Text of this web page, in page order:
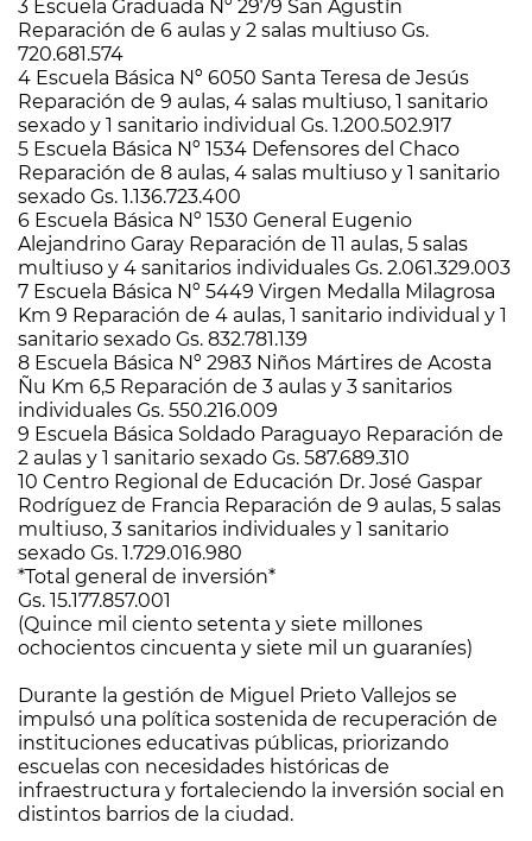
3 Escuela Graduada Nº 2979 San Agustín
Reparación de 6 aulas y 2 salas multiuso Gs.
720.681.574
4 Escuela Básica Nº 6050 Santa Teresa de Jesús
Reparación de 9 aulas, 4 salas multiuso, 1 sanitario
sexado y 1 sanitario individual Gs. 1.200.502.917
5 Escuela Básica Nº 1534 Defensores del Chaco
Reparación de 8 aulas, 4 salas multiuso y 1 sanitario
sexado Gs. 1.136.723.400
6 Escuela Básica Nº 1530 General Eugenio
Alejandrino Garay Reparación de 11 aulas, 5 salas
multiuso y 4 sanitarios individuales Gs. 2.061.329.003
7 Escuela Básica Nº 5449 Virgen Medalla Milagrosa
Km 9 Reparación de 4 aulas, 1 sanitario individual y 1
sanitario sexado Gs. 832.781.139
8 Escuela Básica Nº 2983 Niños Mártires de Acosta
Ñu Km 6,5 Reparación de 3 aulas y 3 sanitarios
individuales Gs. 550.216.009
9 Escuela Básica Soldado Paraguayo Reparación de
2 aulas y 1 sanitario sexado Gs. 587.689.310
10 Centro Regional de Educación Dr. José Gaspar
Rodríguez de Francia Reparación de 9 aulas, 5 salas
multiuso, 3 sanitarios individuales y 1 sanitario
sexado Gs. 1.729.016.980
*Total general de inversión*
Gs. 15.177.857.001
(Quince mil ciento setenta y siete millones
ochocientos cincuenta y siete mil un guaraníes)
Durante la gestión de Miguel Prieto Vallejos se
impulsó una política sostenida de recuperación de
instituciones educativas públicas, priorizando
escuelas con necesidades históricas de
infraestructura y fortaleciendo la inversión social en
distintos barrios de la ciudad.